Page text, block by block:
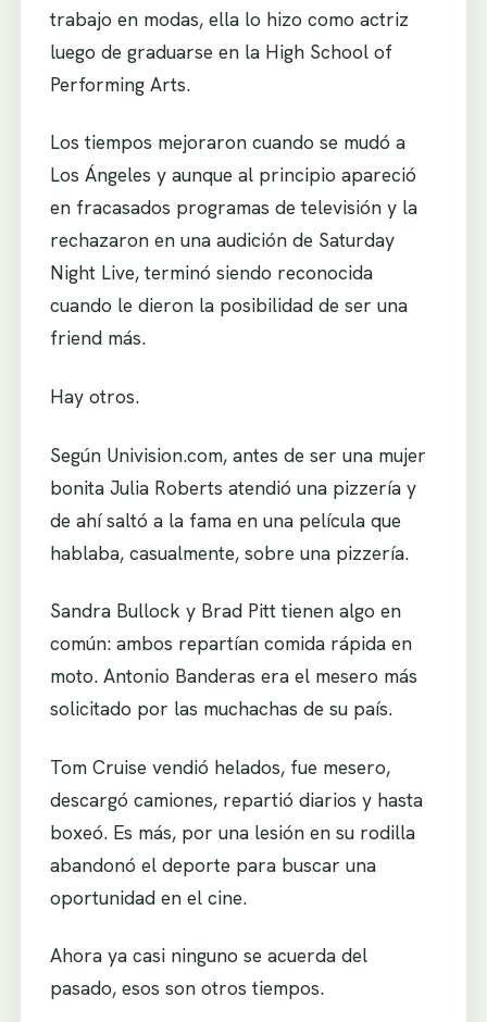
trabajo en modas, ella lo hizo como actriz
luego de graduarse en la High School of
Performing Arts.
Los tiempos mejoraron cuando se mudó a
Los Ángeles y aunque al principio apareció
en fracasados programas de televisión y la
rechazaron en una audición de Saturday
Night Live, terminó siendo reconocida
cuando le dieron la posibilidad de ser una
friend más.
Hay otros.
Según Univision.com, antes de ser una mujer
bonita Julia Roberts atendió una pizzería y
de ahí saltó a la fama en una película que
hablaba, casualmente, sobre una pizzería.
Sandra Bullock y Brad Pitt tienen algo en
común: ambos repartían comida rápida en
moto. Antonio Banderas era el mesero más
solicitado por las muchachas de su país.
Tom Cruise vendió helados, fue mesero,
descargó camiones, repartió diarios y hasta
boxeó. Es más, por una lesión en su rodilla
abandonó el deporte para buscar una
oportunidad en el cine.
Ahora ya casi ninguno se acuerda del
pasado, esos son otros tiempos.